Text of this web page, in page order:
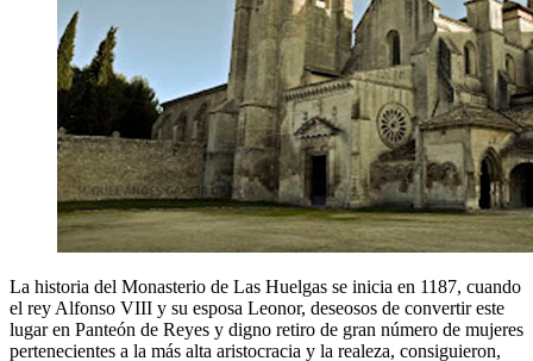
La historia del Monasterio de Las Huelgas se inicia en 1187, cuando
el rey Alfonso VIII y su esposa Leonor, deseosos de convertir este
lugar en Panteón de Reyes y digno retiro de gran número de mujeres
pertenecientes a la más alta aristocracia y la realeza, consiguieron,